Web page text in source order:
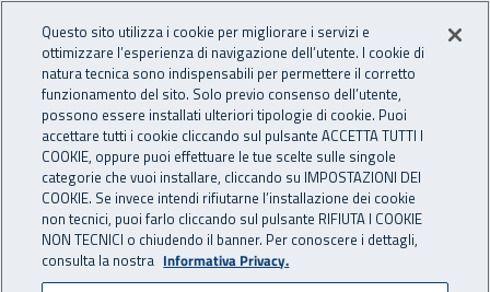
INAIL - Istituto Nazionale
Apri cerca
Navigazione principale
Navigazione - Ti trovi in:
Home Inail comunica News
02 febbraio 2018
Questo sito utilizza i cookie per migliorare i servizi e
ottimizzare l’esperienza di navigazione dell’utente. I cookie di
natura tecnica sono indispensabili per permettere il corretto
funzionamento del sito. Solo previo consenso dell’utente,
possono essere installati ulteriori tipologie di cookie. Puoi
accettare tutti i cookie cliccando sul pulsante ACCETTA TUTTI I
COOKIE, oppure puoi effettuare le tue scelte sulle singole
categorie che vuoi installare, cliccando su IMPOSTAZIONI DEI
COOKIE. Se invece intendi rifiutarne l’installazione dei cookie
non tecnici, puoi farlo cliccando sul pulsante RIFIUTA I COOKIE
NON TECNICI o chiudendo il banner. Per conoscere i dettagli,
consulta la nostra Informativa Privacy.